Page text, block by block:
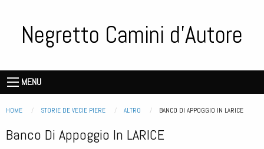
contenutoNegretto Camini d'Autore
de
vecie
Main
navigation
MENU
Briciole di pane
HOME STORIE DE VECIE PIERE ALTRO CURRENT:
BANCO DI APPOGGIO IN LARICE
Banco Di Appoggio In LARICE